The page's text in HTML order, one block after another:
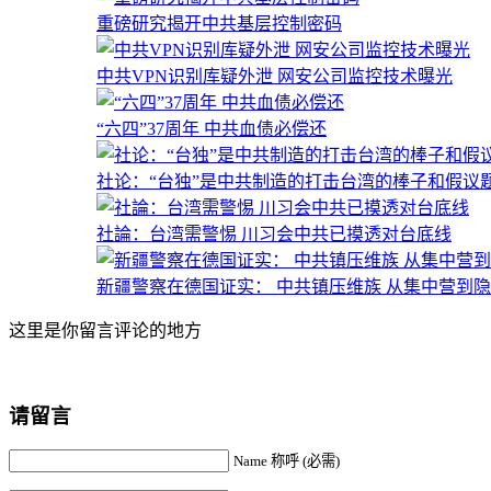
重磅研究揭开中共基层控制密码
中共VPN识别库疑外泄 网安公司监控技术曝光
“六四”37周年 中共血债必偿还
社论：“台独”是中共制造的打击台湾的棒子和假议
社論：台湾需警惕 川习会中共已摸透对台底线
新疆警察在德国证实： 中共镇压维族 从集中营到
这里是你留言评论的地方
请留言
Name 称呼 (必需)